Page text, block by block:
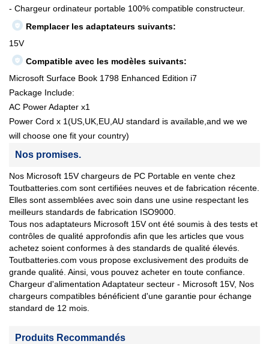
- Chargeur ordinateur portable 100% compatible constructeur.
Remplacer les adaptateurs suivants:
15V
Compatible avec les modèles suivants:
Microsoft Surface Book 1798 Enhanced Edition i7
Package Include:
AC Power Adapter x1
Power Cord x 1(US,UK,EU,AU standard is available,and we we
will choose one fit your country)
Nos promises.
Nos Microsoft 15V chargeurs de PC Portable en vente chez
Toutbatteries.com sont certifiées neuves et de fabrication récente.
Elles sont assemblées avec soin dans une usine respectant les
meilleurs standards de fabrication ISO9000.
Tous nos adaptateurs Microsoft 15V ont été soumis à des tests et
contrôles de qualité approfondis afin que les articles que vous
achetez soient conformes à des standards de qualité élevés.
Toutbatteries.com vous propose exclusivement des produits de
grande qualité. Ainsi, vous pouvez acheter en toute confiance.
Chargeur d'alimentation Adaptateur secteur - Microsoft 15V, Nos
chargeurs compatibles bénéficient d'une garantie pour échange
standard de 12 mois.
Produits Recommandés